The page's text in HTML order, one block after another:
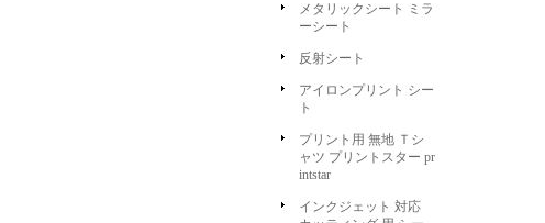
メタリックシート ミラ
ーシート
反射シート
アイロンプリント シー
ト
プリント用 無地 Ｔシ
ャツ プリントスター pr
intstar
インクジェット 対応